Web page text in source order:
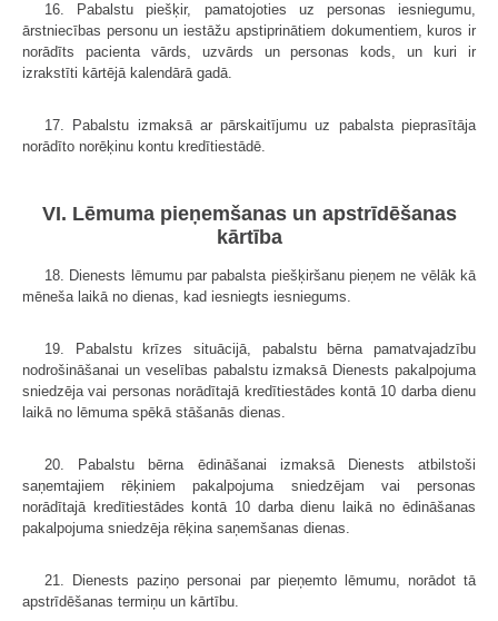
16. Pabalstu piešķir, pamatojoties uz personas iesniegumu,
ārstniecības personu un iestāžu apstiprinātiem dokumentiem, kuros ir
norādīts pacienta vārds, uzvārds un personas kods, un kuri ir
izrakstīti kārtējā kalendārā gadā.
17. Pabalstu izmaksā ar pārskaitījumu uz pabalsta pieprasītāja
norādīto norēķinu kontu kredītiestādē.
VI. Lēmuma pieņemšanas un apstrīdēšanas
kārtība
18. Dienests lēmumu par pabalsta piešķiršanu pieņem ne vēlāk kā
mēneša laikā no dienas, kad iesniegts iesniegums.
19. Pabalstu krīzes situācijā, pabalstu bērna pamatvajadzību
nodrošināšanai un veselības pabalstu izmaksā Dienests pakalpojuma
sniedzēja vai personas norādītajā kredītiestādes kontā 10 darba dienu
laikā no lēmuma spēkā stāšanās dienas.
20. Pabalstu bērna ēdināšanai izmaksā Dienests atbilstoši
saņemtajiem rēķiniem pakalpojuma sniedzējam vai personas
norādītajā kredītiestādes kontā 10 darba dienu laikā no ēdināšanas
pakalpojuma sniedzēja rēķina saņemšanas dienas.
21. Dienests paziņo personai par pieņemto lēmumu, norādot tā
apstrīdēšanas termiņu un kārtību.